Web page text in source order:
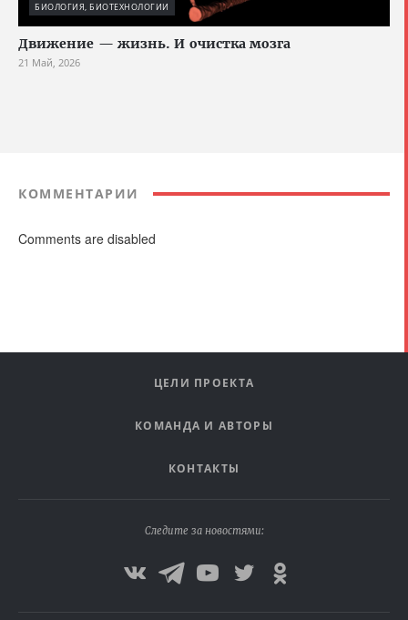
БИОЛОГИЯ, БИОТЕХНОЛОГИИ
Движение — жизнь. И очистка мозга
21 Май, 2026
КОММЕНТАРИИ
Comments are disabled
ЦЕЛИ ПРОЕКТА
КОМАНДА И АВТОРЫ
КОНТАКТЫ
Следите за новостями: